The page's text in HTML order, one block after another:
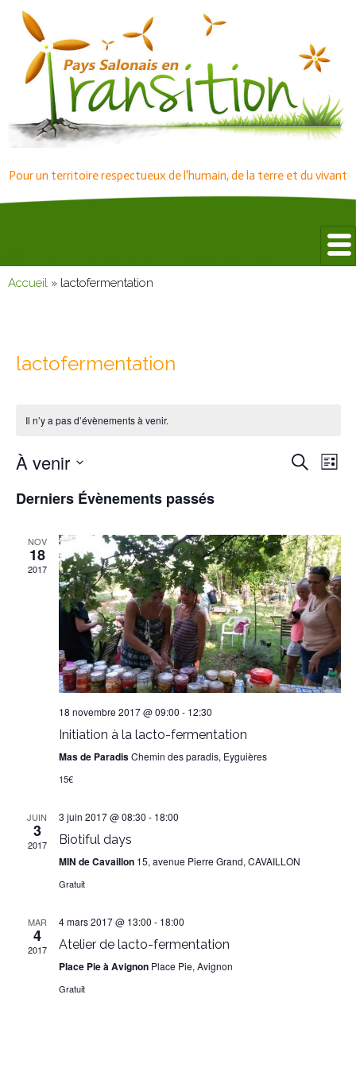
Pour un territoire respectueux de l'humain, de la terre et du vivant
Accueil » lactofermentation
lactofermentation
Il n’y a pas d’évènements à venir.
vues
Recherche
de
Liste
À venir
une
Derniers Évènements passés
NOV
18
2017
18 novembre 2017 @ 09:00 - 12:30
Initiation à la lacto-fermentation
Mas de ParadisChemin des paradis, Eyguières
15€
JUIN
3
2017
3 juin 2017 @ 08:30 - 18:00
Biotiful days
MIN de Cavaillon 15, avenue Pierre Grand, CAVAILLON
Gratuit
MAR
4
2017
4 mars 2017 @ 13:00 - 18:00
Atelier de lacto-fermentation
Place Pie à Avignon Place Pie, Avignon
Gratuit